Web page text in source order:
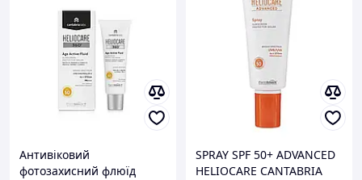
Антивіковий
фотозахисний флюїд
SPRAY SPF 50+ ADVANCED
HELIOCARE CANTABRIA